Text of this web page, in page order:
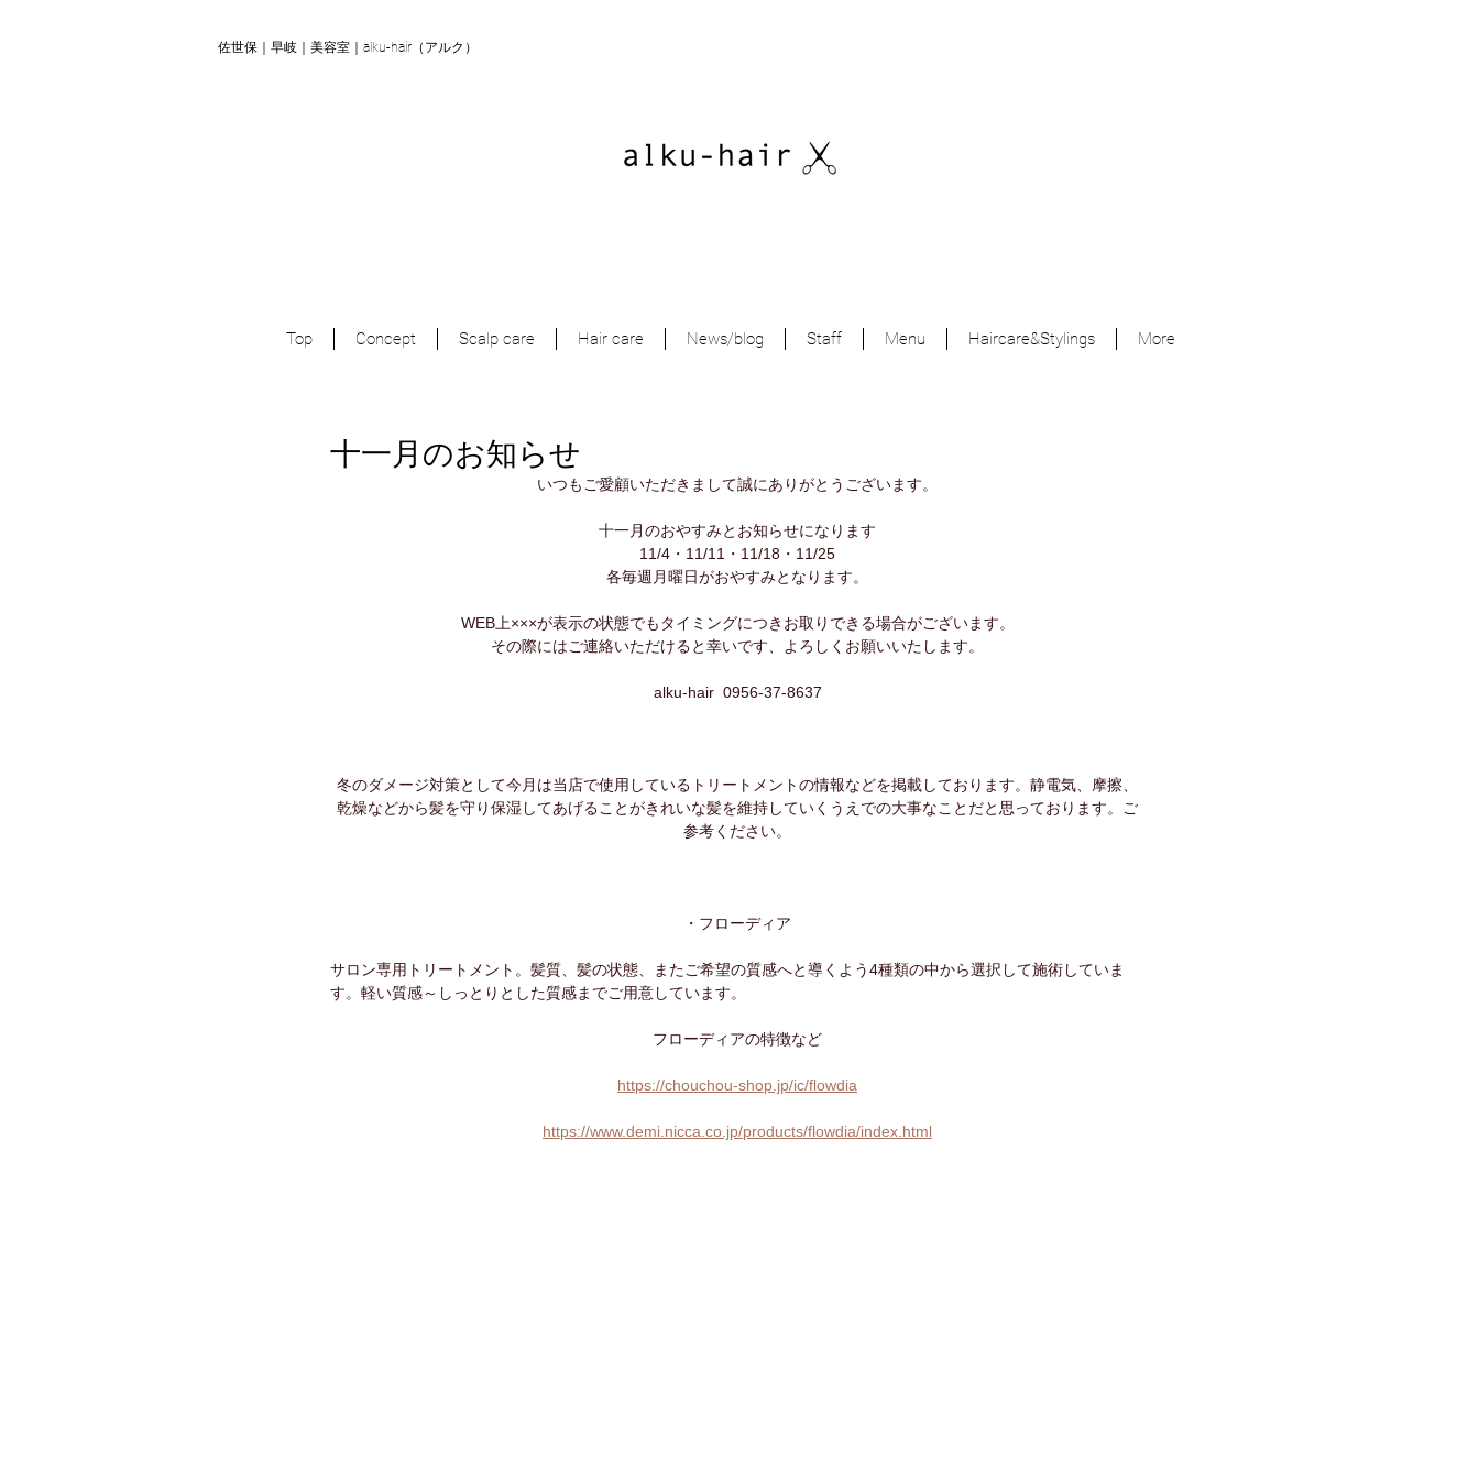
​佐世保｜早岐｜美容室｜alku-hair（アルク）
Top Concept Scalp care Hair care News/blog Staff Menu Haircare&Stylings More
十一月のお知らせ
いつもご愛顧いただきまして誠にありがとうございます。
十一月のおやすみとお知らせになります
11/4・11/11・11/18・11/25
各毎週月曜日がおやすみとなります。
WEB上×××が表示の状態でもタイミングにつきお取りできる場合がございます。
その際にはご連絡いただけると幸いです、よろしくお願いいたします。
alku-hair  0956-37-8637
冬のダメージ対策として今月は当店で使用しているトリートメントの情報などを掲載しております。静電気、摩擦、
乾燥などから髪を守り保湿してあげることがきれいな髪を維持していくうえでの大事なことだと思っております。ご
参考ください。
・フローディア
サロン専用トリートメント。髪質、髪の状態、またご希望の質感へと導くよう4種類の中から選択して施術していま
す。軽い質感～しっとりとした質感までご用意しています。
フローディアの特徴など
https://chouchou-shop.jp/ic/flowdia
https://www.demi.nicca.co.jp/products/flowdia/index.html